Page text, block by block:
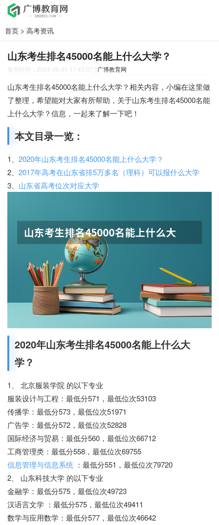
首页 > 高考资讯
山东考生排名45000名能上什么大学？
发布时间：2024-06-01 17:43:07 | 广博教育网
山东考生排名45000名能上什么大学？相关内容，小编在这里做
了整理，希望能对大家有所帮助，关于山东考生排名45000名能
上什么大学？信息，一起来了解一下吧！
本文目录一览：
1、 2020年山东考生排名45000名能上什么大学？
2、 2017年高考在山东省排5万多名（理科）可以报什么大学
3、 山东省高考位次对应大学
2020年山东考生排名45000名能上什么大
学？
1、 北京服装学院 的以下专业
服装设计与工程：最低分571，最低位次53103
传播学：最低分573，最低位次51971
广告学：最低分572，最低位次52828
国际经济与贸易：最低分560，最低位次66712
工商管理类：最低分558，最低位次69755
信息管理与信息系统 ：最低分551，最低位次79720
2、 山东科技大学 的以下专业
金融学：最低分575，最低位次49723
汉语言文学 ：最低分575，最低位次49411
数学与应用数学：最低分577，最低位次46642